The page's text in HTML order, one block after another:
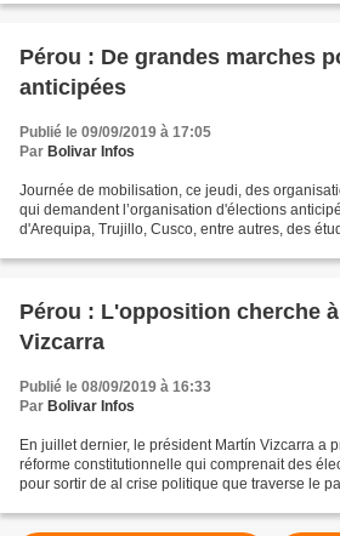
Pérou : De grandes marches
anticipées
Publié le 09/09/2019 à 17:05
Par Bolivar Infos
Journée de mobilisation, ce jeudi, des
qui demandent l’organisation d'élections
d'Arequipa, Trujillo, Cusco, entre autres, des
Pérou : L'opposition cherche
Vizcarra
Publié le 08/09/2019 à 16:33
Par Bolivar Infos
En juillet dernier, le président Martín Vizcarra a
réforme constitutionnelle qui comprenait des
pour sortir de al crise politique que traverse le